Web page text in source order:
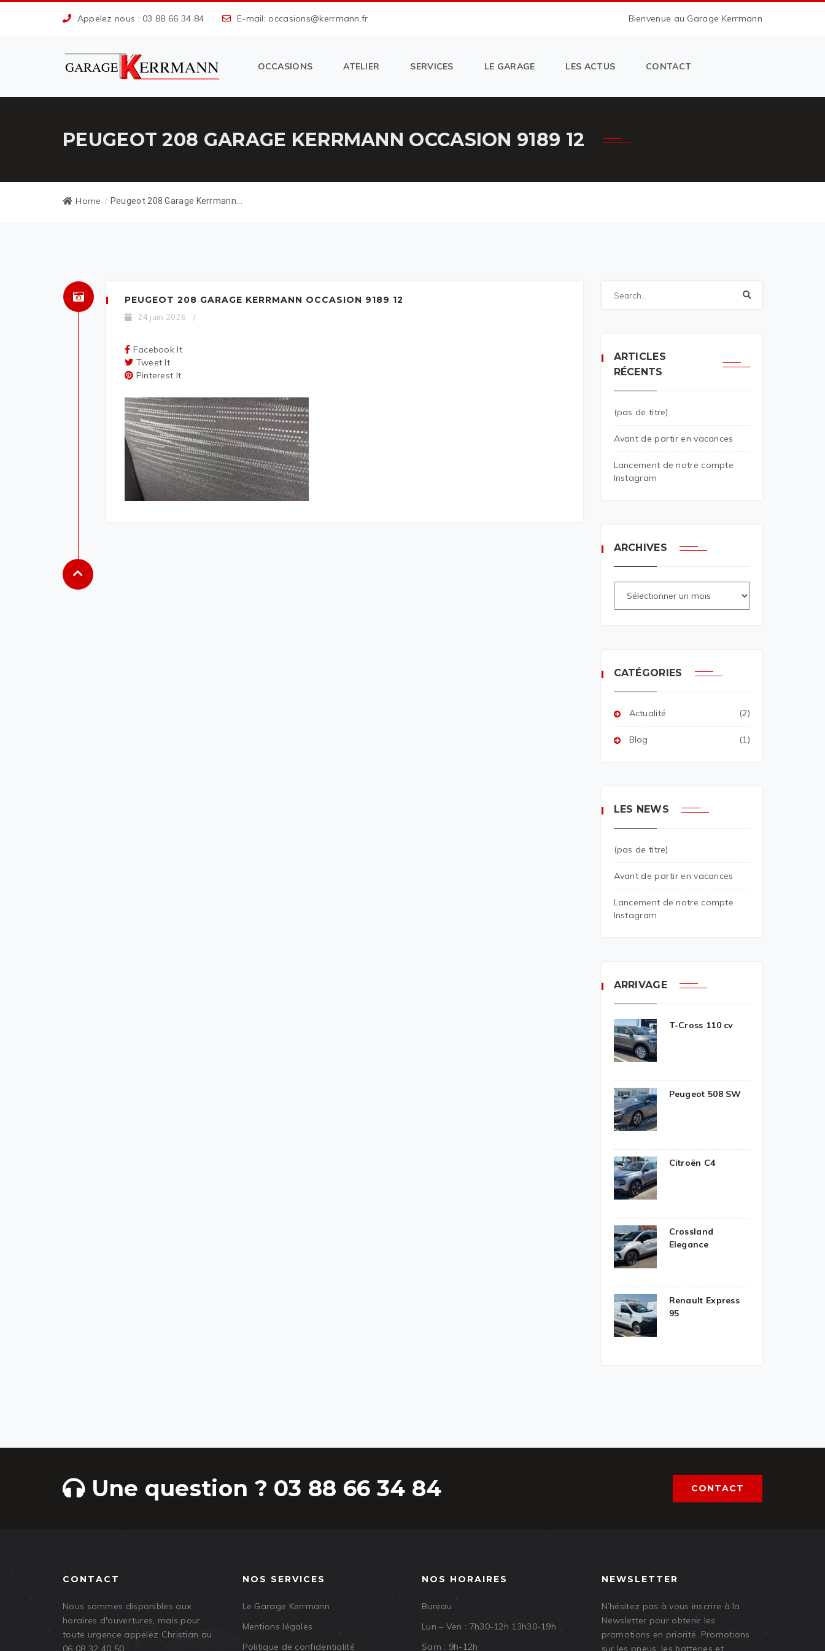
Appelez nous : 03 88 66 34 84 E-mail: occasions@kerrmann.fr Bienvenue au Garage Kerrmann
OCCASIONS ATELIER SERVICES LE GARAGE LES ACTUS CONTACT
PEUGEOT 208 GARAGE KERRMANN OCCASION 9189 12
Home / Peugeot 208 Garage Kerrmann...
PEUGEOT 208 GARAGE KERRMANN OCCASION 9189 12
24 juin 2026 /
Facebook It
Tweet It
Pinterest It
ARTICLES
RÉCENTS
(pas de titre)
Avant de partir en vacances
Lancement de notre compte
Instagram
ARCHIVES
CATÉGORIES
Actualité (2)
Blog (1)
LES NEWS
(pas de titre)
Avant de partir en vacances
Lancement de notre compte
Instagram
ARRIVAGE
T-Cross 110 cv
Peugeot 508 SW
Citroën C4
Crossland
Elegance
Renault Express
95
Une question ? 03 88 66 34 84 CONTACT
CONTACT
Nous sommes disponibles aux
horaires d'ouvertures, mais pour
toute urgence appelez Christian au
06 08 32 40 50
NOS SERVICES
Le Garage Kerrmann
Mentions légales
Politique de confidentialité
NOS HORAIRES
Bureau
Lun – Ven : 7h30-12h 13h30-19h
Sam : 9h-12h
NEWSLETTER
N’hésitez pas à vous inscrire à la
Newsletter pour obtenir les
promotions en priorité. Promotions
sur les pneus, les batteries et